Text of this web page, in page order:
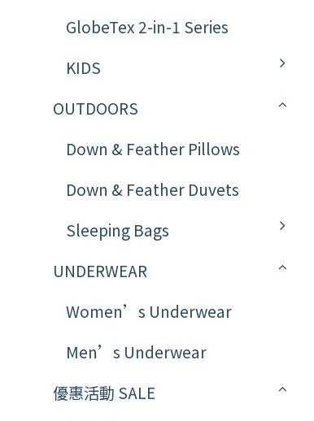
GlobeTex 2-in-1 Series
KIDS
OUTDOORS
Down & Feather Pillows
Down & Feather Duvets
Sleeping Bags
UNDERWEAR
Women’s Underwear
Men’s Underwear
優惠活動 SALE